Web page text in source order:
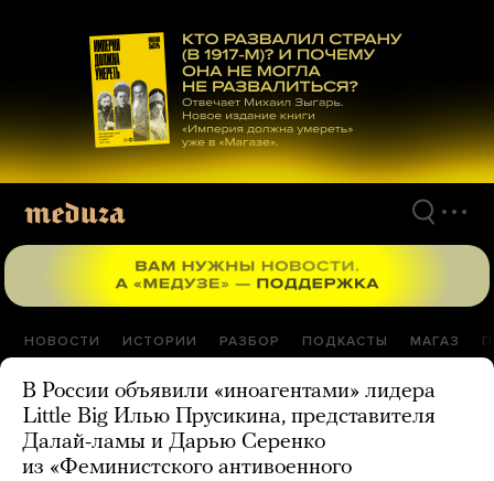
материалам
НОВОСТИ ИСТОРИИ РАЗБОР ПОДКАСТЫ МАГАЗ
В России объявили «иноагентами» лидера
Little Big Илью Прусикина, представителя
Далай-ламы и Дарью Серенко
из «Феминистского антивоенного